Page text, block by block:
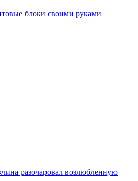
блоки своими руками
разочаровал возлюбленную